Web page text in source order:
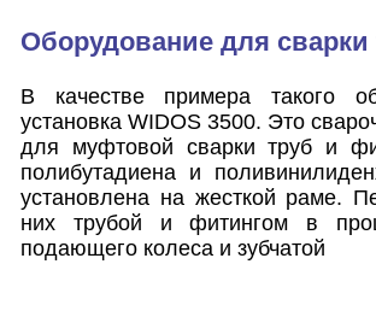
Оборудование для
В качестве примера такого
установка WIDOS 3500. Это
для муфтовой сварки труб и
полибутадиена и
установлена на жесткой раме.
них трубой и фитингом в
подающего колеса и зубчатой